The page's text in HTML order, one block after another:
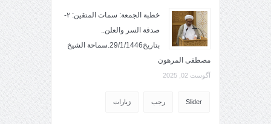
خطبة الجمعة: سمات المتقين: ٢-
صدقة السر والعلن..
بتاريخ29/1/1446.سماحة الشيخ
مصطفى المرهون
آگوست 02, 2025
Slider رجب زيارات